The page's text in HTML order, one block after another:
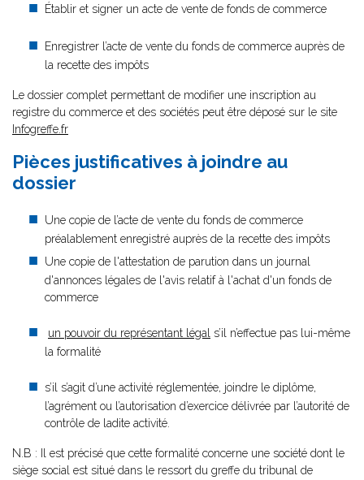
Établir et signer un acte de vente de fonds de commerce
Enregistrer l’acte de vente du fonds de commerce auprès de
la recette des impôts
Le dossier complet permettant de modifier une inscription au
registre du commerce et des sociétés peut être déposé sur le site
Infogreffe.fr
Pièces justificatives à joindre au
dossier
Une copie de l’acte de vente du fonds de commerce
préalablement enregistré auprès de la recette des impôts
Une copie de l'attestation de parution dans un journal
d'annonces légales de l'avis relatif à l'achat d'un fonds de
commerce
un pouvoir du représentant légal s’il n’effectue pas lui-même
la formalité
s’il s’agit d’une activité réglementée, joindre le diplôme,
l’agrément ou l’autorisation d’exercice délivrée par l’autorité de
contrôle de ladite activité.
N.B : Il est précisé que cette formalité concerne une société dont le
siège social est situé dans le ressort du greffe du tribunal de